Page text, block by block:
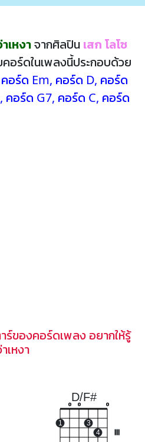
เหงาจากศิลปิน เสก โลโซ
อร์ดในเพลงนี้ประกอบด้วย
คอร์ด Em, คอร์ด D, คอร์ด
, คอร์ด G7, คอร์ด C, คอร์ด
ร์ของคอร์ดเพลง อยากให้รู้
เหงา
D/F#
1
o o
3
4
o